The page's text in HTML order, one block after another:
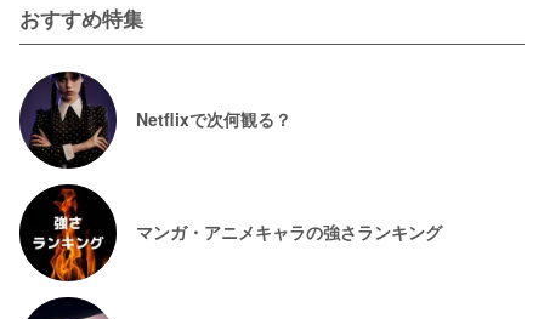
おすすめ特集
Netflixで次何観る？
マンガ・アニメキャラの強さランキング